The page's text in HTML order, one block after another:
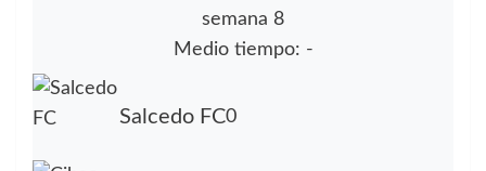
semana 8
Medio tiempo: -
Salcedo FC0